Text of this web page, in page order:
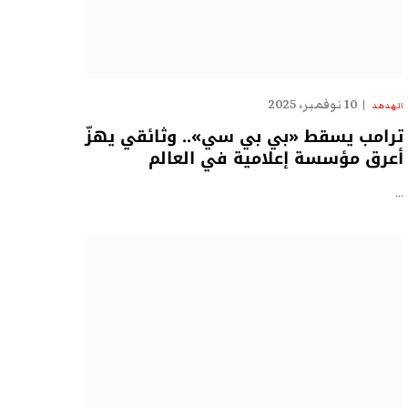
الهدهد 10 نوفمبر، 2025
ترامب يسقط «بي بي سي».. وثائقي يهزّ
أعرق مؤسسة إعلامية في العالم
…